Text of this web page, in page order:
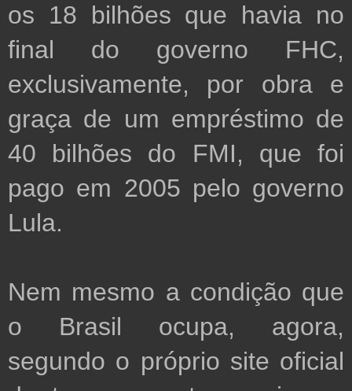
os 18 bilhões que havia no
final do governo FHC,
exclusivamente, por obra e
graça de um empréstimo de
40 bilhões do FMI, que foi
pago em 2005 pelo governo
Lula.
Nem mesmo a condição que
o Brasil ocupa, agora,
segundo o próprio site oficial